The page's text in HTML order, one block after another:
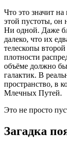
Что это значит
этой пустоты, он
Ни одной. Даже
далеко, что их
телескопы
плотности
объёме должно
галактик. В
пространство, в
Млечных Путей.
Это не просто
Загадка